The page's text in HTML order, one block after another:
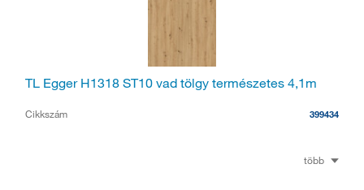
TL Egger H1318 ST10 vad tölgy természetes 4,1m
Cikkszám 399434
több